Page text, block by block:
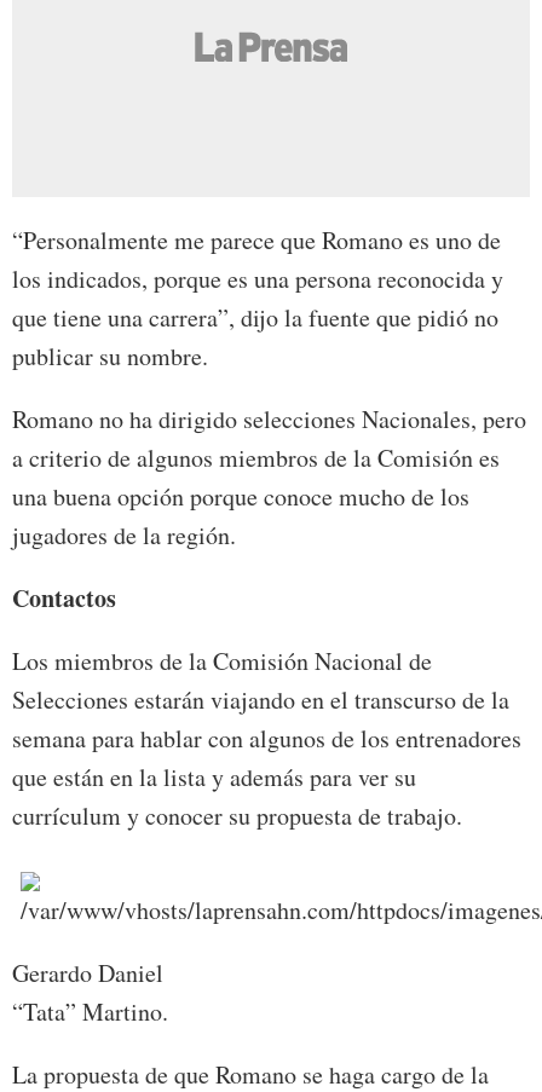
“Personalmente me parece que Romano es uno de
los indicados, porque es una persona reconocida y
que tiene una carrera”, dijo la fuente que pidió no
publicar su nombre.
Romano no ha dirigido selecciones Nacionales, pero
a criterio de algunos miembros de la Comisión es
una buena opción porque conoce mucho de los
jugadores de la región.
Contactos
Los miembros de la Comisión Nacional de
Selecciones estarán viajando en el transcurso de la
semana para hablar con algunos de los entrenadores
que están en la lista y además para ver su
currículum y conocer su propuesta de trabajo.
Gerardo Daniel
“Tata” Martino.
La propuesta de que Romano se haga cargo de la